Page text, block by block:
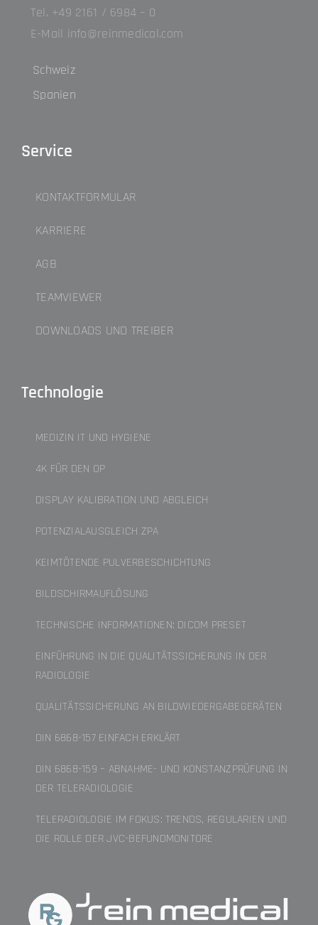
Tel. +49 2161 / 6984 – 0
E-Mail info@reinmedical.com
Schweiz
Spanien
Service
KONTAKTFORMULAR
KARRIERE
AGB
TEAMVIEWER
DOWNLOADS UND TREIBER
Technologie
MEDIZIN IT UND HYGIENE
4K FÜR DEN OP
DISPLAY KALIBRATION UND ABGLEICH
POTENZIALAUSGLEICH ZPA
KEIMTÖTENDE PULVERBESCHICHTUNG
BILDSCHIRMAUFLÖSUNG
TECHNISCHE INFORMATIONEN: DICOM PRESET
EINFÜHRUNG IN DIE QUALITÄTSSICHERUNG IN DER
RADIOLOGIE
QUALITÄTSSICHERUNG AN BILDWIEDERGABEGERÄTEN
DIN 6868-157 EINFACH ERKLÄRT
DIN 6868-159 – ABNAHME- UND KONSTANZPRÜFUNG IN
DER TELERADIOLOGIE
TELERADIOLOGIE IM FOKUS: TRENDS, REGULARIEN UND
DIE ROLLE DER JVC-BEFUNDMONITORE